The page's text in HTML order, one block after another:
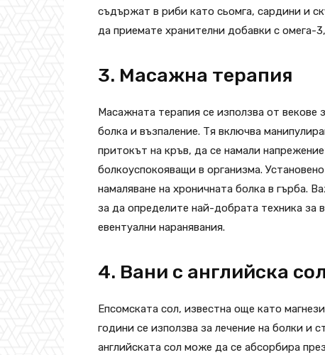
съдържат в риби като сьомга, сардини и
да приемате хранителни добавки с омега-
3. Масажна терапия
Масажната терапия се използва от векове
болка и възпаление. Тя включва
притокът на кръв, да се намали
болкоуспокояващи в организма.
намаляване на хроничната болка в гърба.
за да определите най-добрата техника за
евентуални наранявания.
4. Вани с английска сол
Епсомската сол, известна още като
години се използва за лечение на болки и
английската сол може да се абсорбира